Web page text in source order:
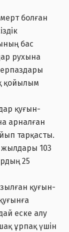
болған
бас
рухына
қойылым
қуғын-
арналған
тарқасты.
жылдары 103
25
қуғын-
еске алу
ұрпақ үшін